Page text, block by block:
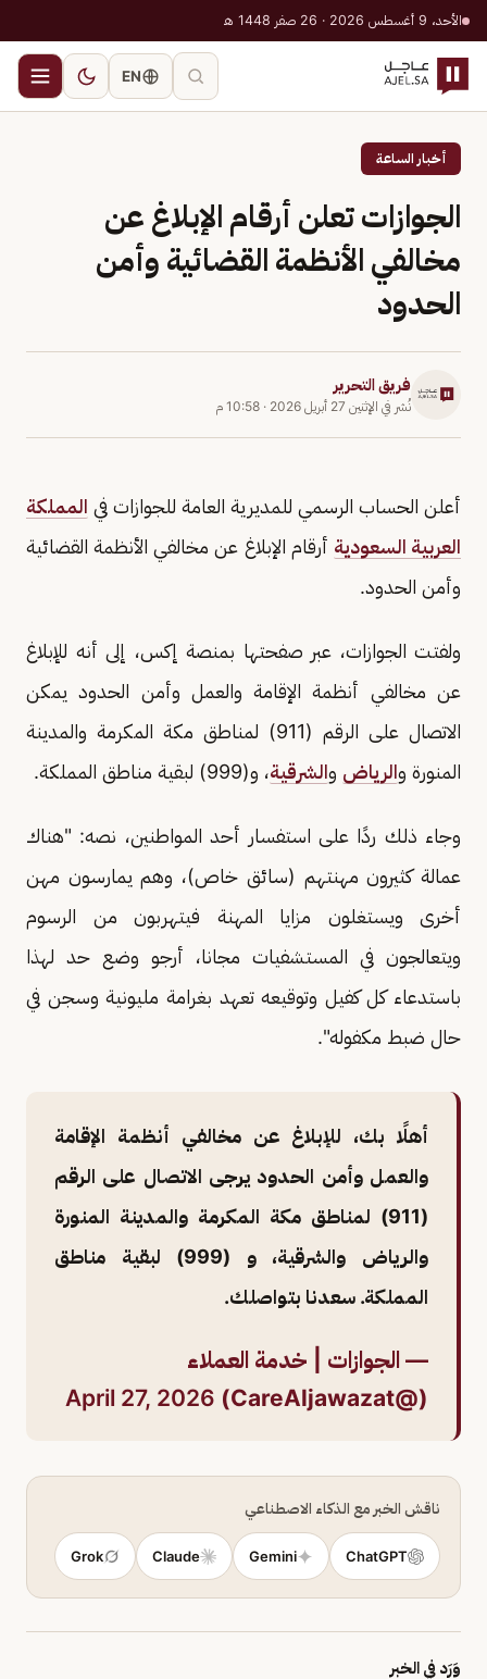
الأحد، 9 أغسطس 2026 · 26 صفر 1448 هـ
EN
أخبار الساعة
الجوازات تعلن أرقام الإبلاغ عن
مخالفي الأنظمة القضائية وأمن
الحدود
فريق التحرير
نُشر في الإثنين 27 أبريل 2026 · 10:58 م
أعلن الحساب الرسمي للمديرية العامة للجوازات في المملكة
العربية السعودية أرقام الإبلاغ عن مخالفي الأنظمة القضائية
وأمن الحدود.
ولفتت الجوازات، عبر صفحتها بمنصة إكس، إلى أنه للإبلاغ
عن مخالفي أنظمة الإقامة والعمل وأمن الحدود يمكن
الاتصال على الرقم (911) لمناطق مكة المكرمة والمدينة
المنورة والرياض والشرقية، و(999) لبقية مناطق المملكة.
وجاء ذلك ردًا على استفسار أحد المواطنين، نصه: "هناك
عمالة كثيرون مهنتهم (سائق خاص)، وهم يمارسون مهن
أخرى ويستغلون مزايا المهنة فيتهربون من الرسوم
ويتعالجون في المستشفيات مجانا، أرجو وضع حد لهذا
باستدعاء كل كفيل وتوقيعه تعهد بغرامة مليونية وسجن في
حال ضبط مكفوله".
أهلًا بك، للإبلاغ عن مخالفي أنظمة الإقامة
والعمل وأمن الحدود يرجى الاتصال على الرقم
(911) لمناطق مكة المكرمة والمدينة المنورة
والرياض والشرقية، و (999) لبقية مناطق
المملكة. سعدنا بتواصلك.
— الجوازات | خدمة العملاء
(@CareAljawazat)
April 27, 2026
ناقش الخبر مع الذكاء الاصطناعي
ChatGPT
Gemini
Claude
Grok
وَرَد في الخبر